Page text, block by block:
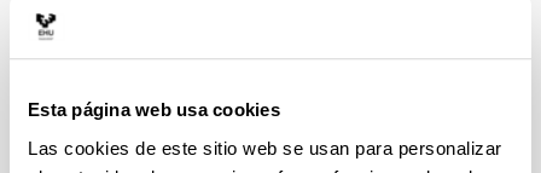
Esta página web usa cookies
Las cookies de este sitio web se usan para personalizar
Fellows Gipuzkoa 2025
Plazo de presentación cerrado: 01/04/2025 - 12/05/2025 00:00
El plazo de presentación de solicitudes finaliza el 12/05/2025.
1er plazo interno UPV/EHU: 30/04/2025 (Ver resumen))